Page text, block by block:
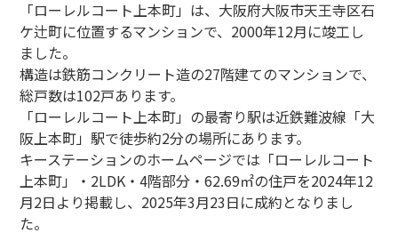
「ローレルコート上本町」は、大阪府大阪市天王寺区石
ケ辻町に位置するマンションで、2000年12月に竣工し
ました。
構造は鉄筋コンクリート造の27階建てのマンションで、
総戸数は102戸あります。
「ローレルコート上本町」 の最寄り駅は近鉄難波線 「大
阪上本町」駅で徒歩約2分の場所にあります。
キーステーションのホームページでは「ローレルコート
上本町」・2LDK・4階部分・62.69㎡の住戸を2024年12
月2日より掲載し、2025年3月23日に成約となりまし
た。